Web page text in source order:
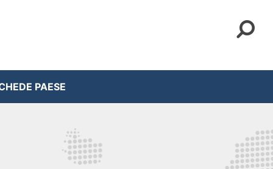
PAESE